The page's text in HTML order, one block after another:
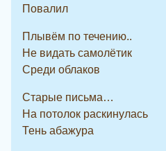
Повалил
Плывём по течению..
Не видать самолётик
Среди облаков
Старые письма…
На потолок раскинулась
Тень абажура